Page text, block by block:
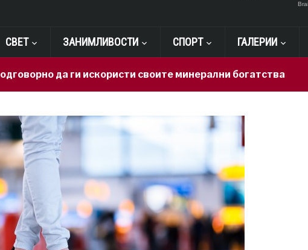
СВЕТ ЗАНИМЛИВОСТИ СПОРТ ГАЛЕРИИ
да ги искористи своите минерални богатства 1 day ago